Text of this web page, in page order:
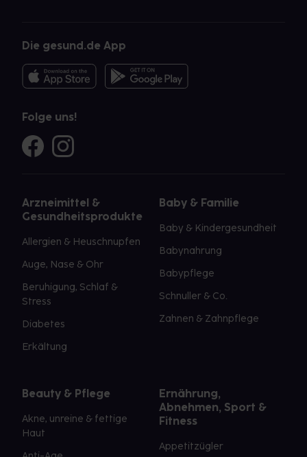
Die gesund.de App
Folge uns!
Arzneimittel &
Gesundheitsprodukte
Allergien & Heuschnupfen
Auge, Nase & Ohr
Beruhigung, Schlaf &
Stress
Diabetes
Erkältung
Baby & Familie
Baby & Kindergesundheit
Babynahrung
Babypflege
Schnuller & Co.
Zahnen & Zahnpflege
Beauty & Pflege
Akne, unreine & fettige
Haut
Ernährung,
Abnehmen, Sport &
Fitness
Appetitzügler